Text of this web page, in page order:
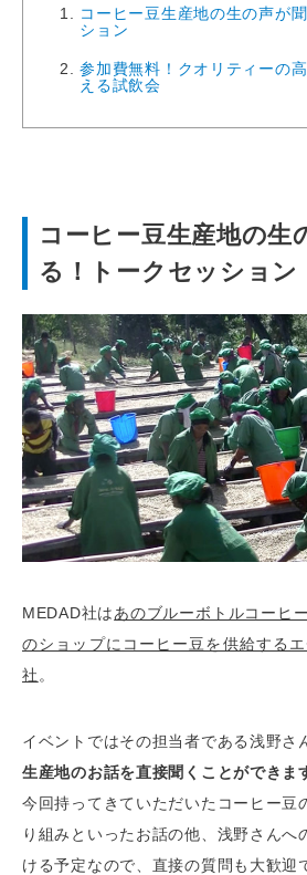
コーヒー豆生産地の生の声が
ション
参加費無料！クオリティーの
える試飲会
コーヒー豆生産地の生
る！トークセッション
MEDAD社はあのブルーボトルコーヒ
のショップにコーヒー豆を供給する
社 。
イベントではその担当者である浅野さ
生産地のお話を直接聞くことができま
今回持ってきていただいたコーヒー豆
り組みといったお話の他、浅野さんへ
ける予定なので、直接の質問も大歓迎